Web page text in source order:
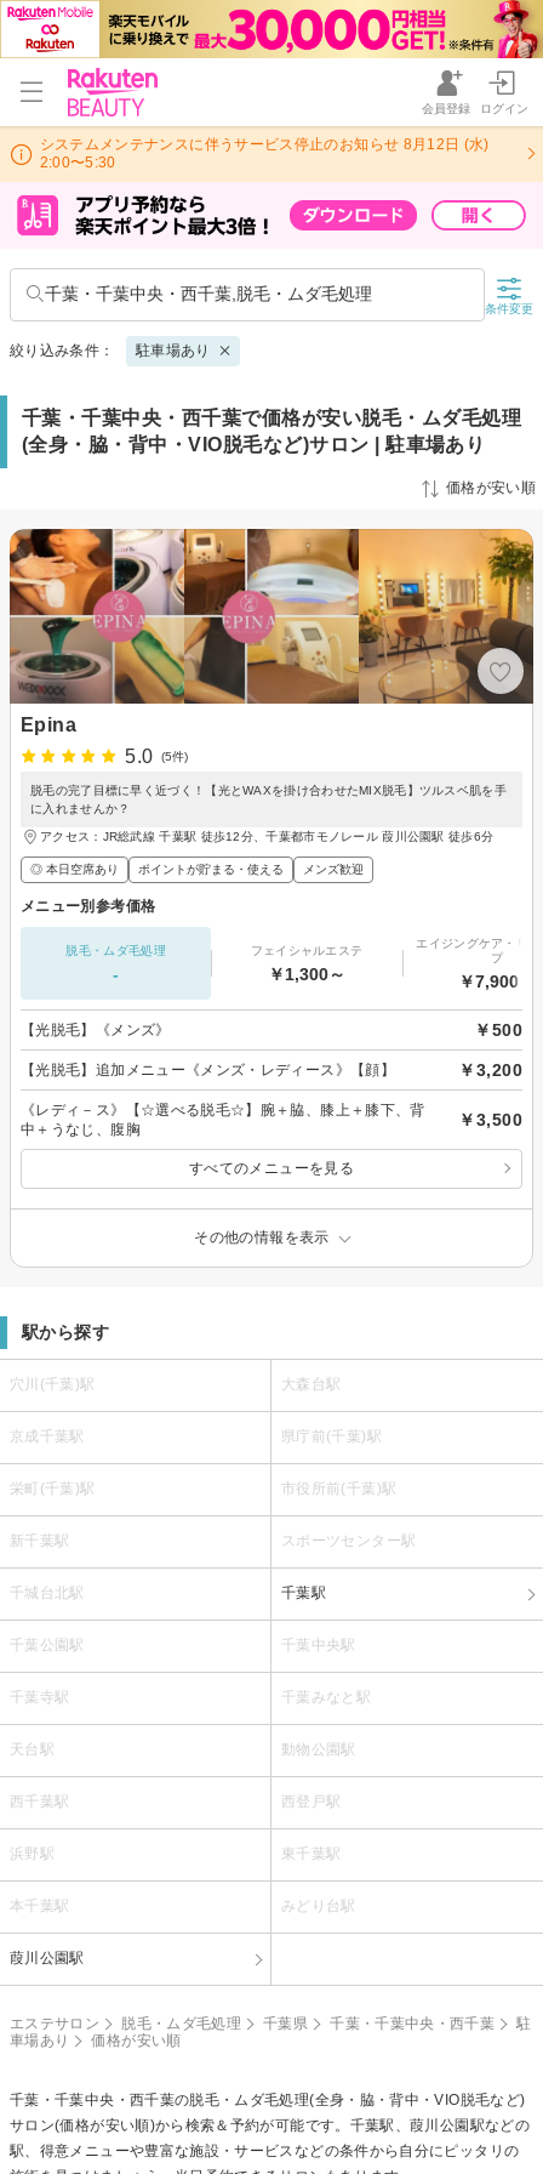
会員登録 ログイン
システムメンテナンスに伴うサービス停止のお知らせ 8月12日 (水)
2:00〜5:30
千葉・千葉中央・西千葉,脱毛・ムダ毛処理
条件変更
絞り込み条件： 駐車場あり
千葉・千葉中央・西千葉で価格が安い脱毛・ムダ毛処理
(全身・脇・背中・VIO脱毛など)サロン | 駐車場あり
価格が安い順
Epina
5.0
(5件)
脱毛の完了目標に早く近づく！【光とWAXを掛け合わせたMIX脱毛】ツルスベ肌を手
に入れませんか？
アクセス：JR総武線 千葉駅 徒歩12分、千葉都市モノレール 葭川公園駅 徒歩6分
◎ 本日空席あり ポイントが貯まる・使える メンズ歓迎
メニュー別参考価格
脱毛・ムダ毛処理
-
フェイシャルエステ
￥1,300～
エイジングケア・リ
プ
￥7,900～
【光脱毛】《メンズ》 ￥500
【光脱毛】追加メニュー《メンズ・レディース》【顔】 ￥3,200
《レディ－ス》【☆選べる脱毛☆】腕＋脇、膝上＋膝下、背
中＋うなじ、腹胸
￥3,500
すべてのメニューを見る
その他の情報を表示
駅から探す
穴川(千葉)駅 大森台駅
京成千葉駅 県庁前(千葉)駅
栄町(千葉)駅 市役所前(千葉)駅
新千葉駅 スポーツセンター駅
千城台北駅 千葉駅
千葉公園駅 千葉中央駅
千葉寺駅 千葉みなと駅
天台駅 動物公園駅
西千葉駅 西登戸駅
浜野駅 東千葉駅
本千葉駅 みどり台駅
葭川公園駅
エステサロン 脱毛・ムダ毛処理 千葉県 千葉・千葉中央・西千葉
駐
車場あり
価格が安い順
千葉・千葉中央・西千葉の脱毛・ムダ毛処理(全身・脇・背中・VIO脱毛など)
サロン(価格が安い順)から検索＆予約が可能です。千葉駅、葭川公園駅などの
駅、得意メニューや豊富な施設・サービスなどの条件から自分にピッタリの